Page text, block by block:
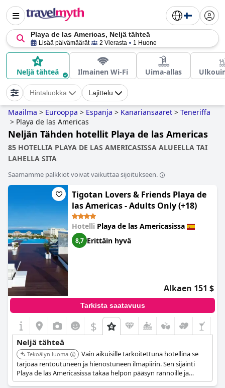
Playa de las Americas, Neljä tähteä
Lisää päivämäärät 2 Vierasta 1 Huone
Neljä tähteä Ilmainen Wi-Fi Uima-allas
Hintaluokka Lajittelu
Maailma > Eurooppa > Espanja > Kanariansaaret > Teneriffa
> Playa de las Americas
Neljän Tähden hotellit Playa de las Americas
85 HOTELLIA PLAYA DE LAS AMERICASISSA ALUEELLA TAI
LAHELLA SITA
Saamamme palkkiot voivat vaikuttaa sijoitukseen.
Tigotan Lovers & Friends Playa de
las Americas - Adults Only (+18)
Hotelli Playa de las Americasissa
8,7 Erittäin hyvä
Alkaen 151 $
Tarkista saatavuus
$
Neljä tähteä
Tekoälyn luoma
Vain aikuisille tarkoitettuna hotellina se
tarjoaa rentoutuneen ja hienostuneen ilmapiirin. Sen sijainti
Playa de las Americasissa takaa helpon pääsyn rannoille ja
viihteeseen, mikä parantaa kokonaiskokemusta.